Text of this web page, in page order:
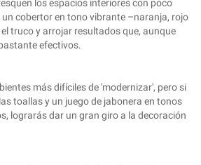
los espacios interiores con poco
un cobertor en tono vibrante –naranja, rojo
truco y arrojar resultados que, aunque
efectivos.
más difíciles de 'modernizar', pero si
toallas y un juego de jabonera en tonos
lograrás dar un gran giro a la decoración